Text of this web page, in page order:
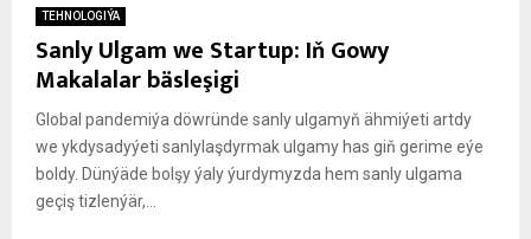
TEHNOLOGIÝA
Sanly Ulgam we Startup: Iň Gowy
Makalalar bäsleşigi
Global pandemiýa döwründe sanly ulgamyň ähmiýeti artdy
we ykdysadyýeti sanlylaşdyrmak ulgamy has giň gerime eýe
boldy. Dünýäde bolşy ýaly ýurdymyzda hem sanly ulgama
geçiş tizlenýär,...